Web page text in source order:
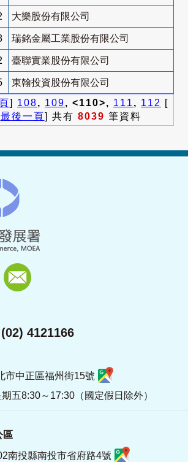
大樂股份有限公司
瑞銘金屬工業股份有限公司
臺聯實業股份有限公司
東翰投資股份有限公司
] 108, 109, <110>, 111 , 112
[
最後一頁] 共有 8039 筆資料
4121166
市中正區福州街15號
五8:30～17:30（國定假日除外）
區
南投縣南投市省府路4號